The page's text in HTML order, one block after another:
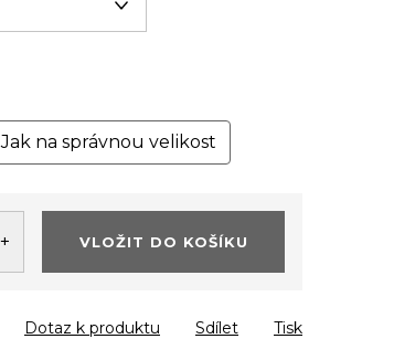
Jak na správnou velikost
VLOŽIT DO KOŠÍKU
Tisk
Dotaz k produktu Sdílet